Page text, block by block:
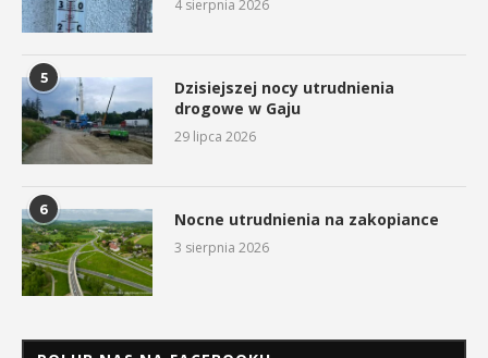
4 sierpnia 2026
5
Dzisiejszej nocy utrudnienia
drogowe w Gaju
29 lipca 2026
6 Nocne utrudnienia na zakopiance
3 sierpnia 2026